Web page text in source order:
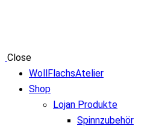
Close
WollFlachsAtelier
Shop
Lojan Produkte
Spinnzubehör